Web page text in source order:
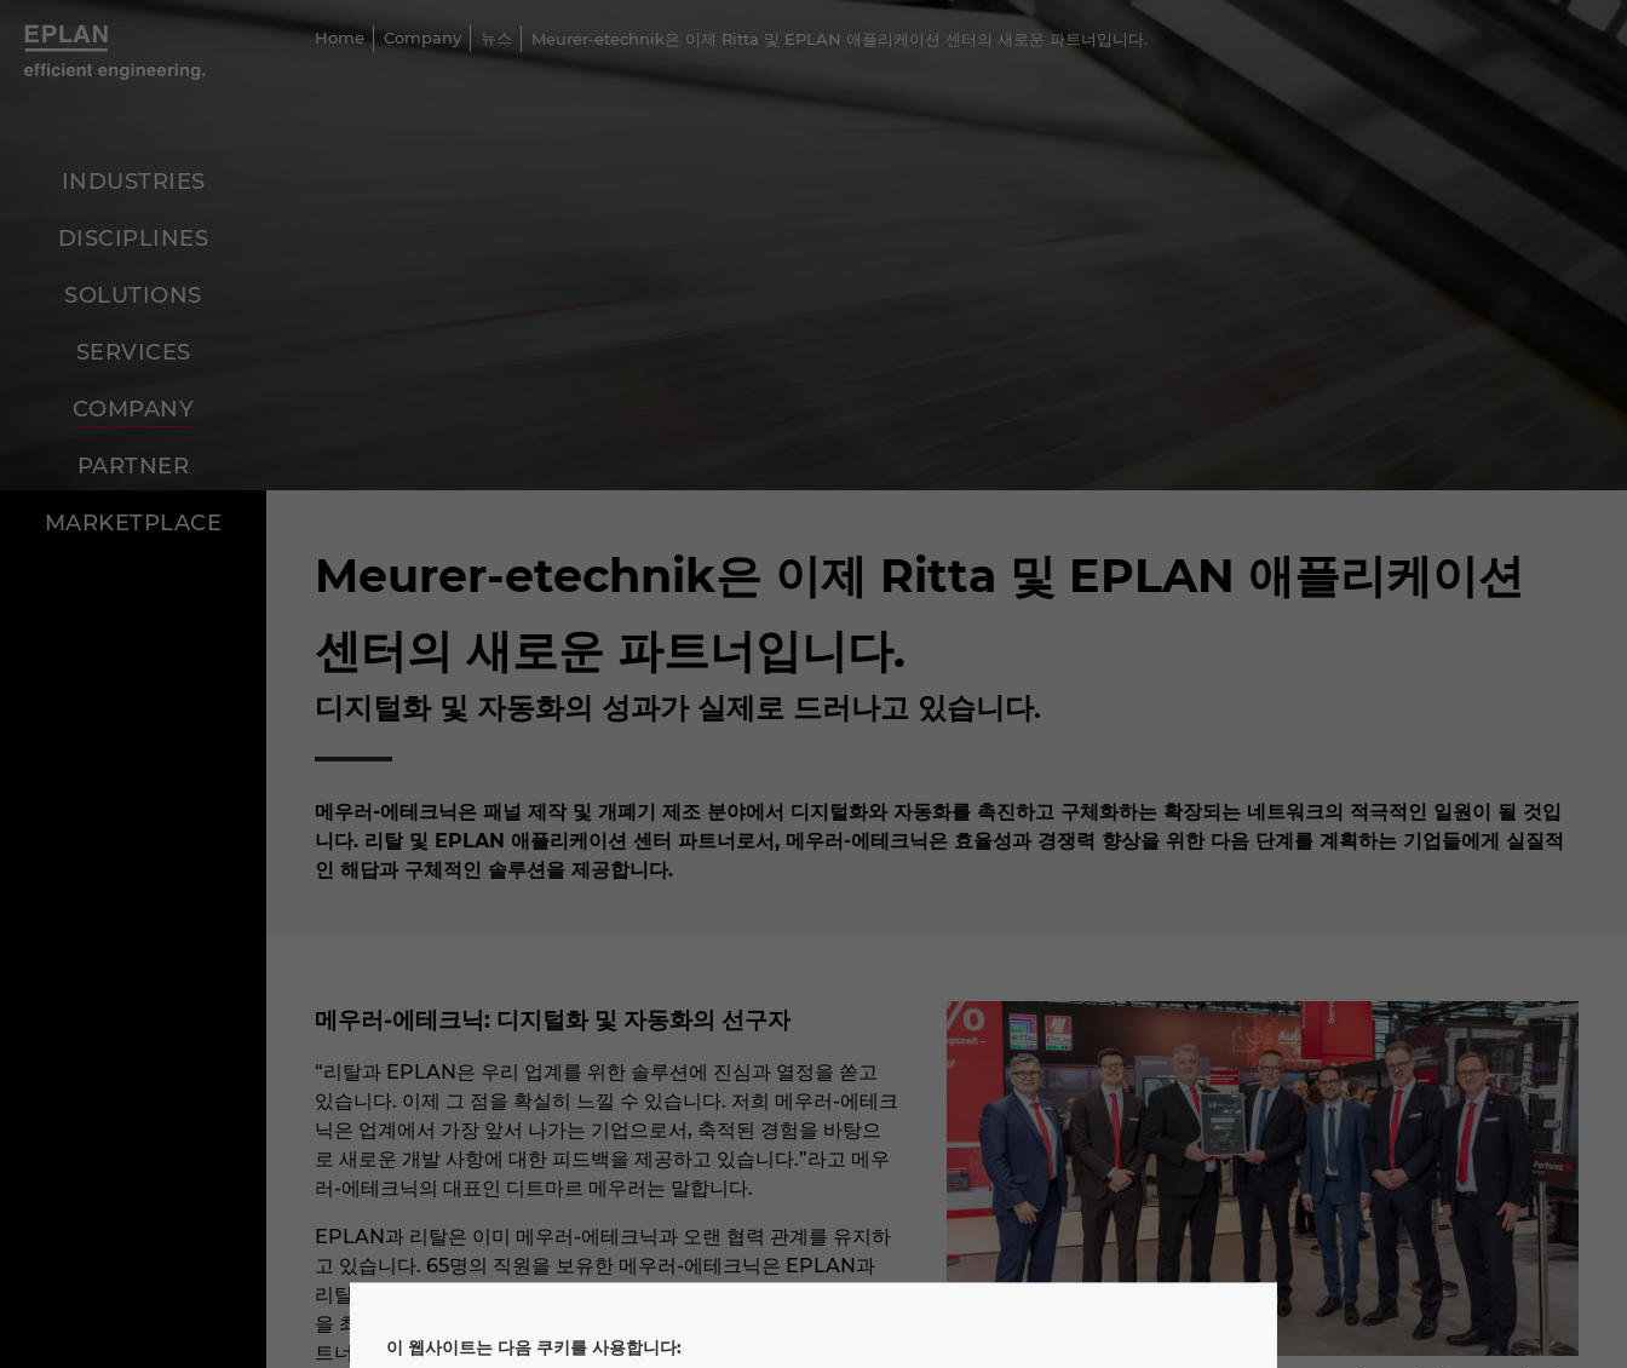
이 웹사이트는 다음 쿠키를 사용합니다:
Home Company 뉴스 Meurer-etechnik은 이제 Ritta 및 EPLAN 애플리케이션 센터의 새로운 파트너입니다.
INDUSTRIES
DISCIPLINES
SOLUTIONS
SERVICES
COMPANY
PARTNER
MARKETPLACE
Meurer-etechnik은 이제 Ritta 및 EPLAN 애플리케이션
센터의 새로운 파트너입니다.
디지털화 및 자동화의 성과가 실제로 드러나고 있습니다.
메우러-에테크닉은 패널 제작 및 개폐기 제조 분야에서 디지털화와 자동화를 촉진하고 구체화하는 확장되는 네트워크의 적극적인 일원이 될 것입
니다. 리탈 및 EPLAN 애플리케이션 센터 파트너로서, 메우러-에테크닉은 효율성과 경쟁력 향상을 위한 다음 단계를 계획하는 기업들에게 실질적
인 해답과 구체적인 솔루션을 제공합니다.
메우러-에테크닉: 디지털화 및 자동화의 선구자
“리탈과 EPLAN은 우리 업계를 위한 솔루션에 진심과 열정을 쏟고
있습니다. 이제 그 점을 확실히 느낄 수 있습니다. 저희 메우러-에테크
닉은 업계에서 가장 앞서 나가는 기업으로서, 축적된 경험을 바탕으
로 새로운 개발 사항에 대한 피드백을 제공하고 있습니다.”라고 메우
러-에테크닉의 대표인 디트마르 메우러는 말합니다.
EPLAN과 리탈은 이미 메우러-에테크닉과 오랜 협력 관계를 유지하
고 있습니다. 65명의 직원을 보유한 메우러-에테크닉은 EPLAN과
리탈의 소프트웨어 및 하드웨어 솔루션을 활용하여 일찌감치 생산성
을 최적화했으며, 새로운 작업자 지원 시스템 등의 테스트 및 개발 파
트너로서 활발하게 활동하고 있습니다.